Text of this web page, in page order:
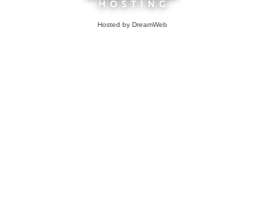
Hosted by DreamWeb